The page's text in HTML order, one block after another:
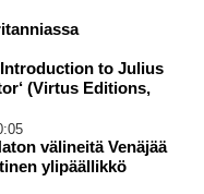
to Julius
(Virtus Editions,
välineitä Venäjää
ylipäällikkö